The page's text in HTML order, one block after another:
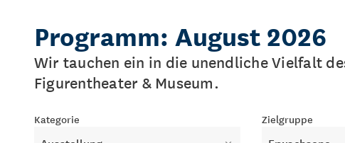
Programm: August 2026
Wir tauchen ein in die unendliche Vielfalt
Figurentheater & Museum.
Kategorie Zielgruppe